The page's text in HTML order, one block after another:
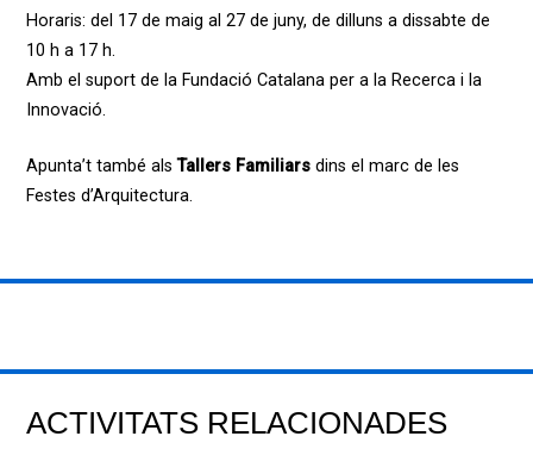
Horaris: del 17 de maig al 27 de juny, de dilluns a dissabte de
10 h a 17 h.
Amb el suport de la Fundació Catalana per a la Recerca i la
Innovació.
Apunta’t també alsTallers Familiarsdins el marc de les
Festes d’Arquitectura.
ACTIVITATS RELACIONADES